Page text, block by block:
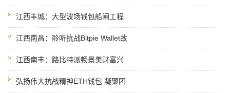
江西丰城：大型波场钱包船闸工程
江西南昌：聆听抗战Bitpie Wallet故
江西南丰：路比特派畅景美财富兴
弘扬伟大抗战精神ETH钱包 凝聚团